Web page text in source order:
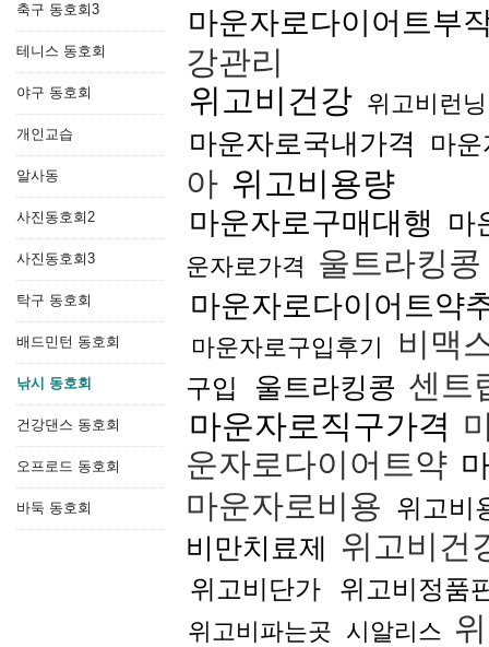
축구 동호회3
테니스 동호회
야구 동호회
개인교습
알사동
사진동호회2
사진동호회3
탁구 동호회
배드민턴 동호회
낚시 동호회
건강댄스 동호회
오프로드 동호회
바둑 동호회
마운자로다이어트부
강관리
위고비건강 위고비런닝
마운자로국내가격 마
아 위고비용량
마운자로구매대행 마
운자로가격 울트라킹콩
마운자로다이어트약
마운자로구입후기 비맥
구입 울트라킹콩 센트
마운자로직구가격
운자로다이어트약
마운자로비용 위고비
비만치료제 위고비건
위고비단가 위고비정품
위고비파는곳 시알리스